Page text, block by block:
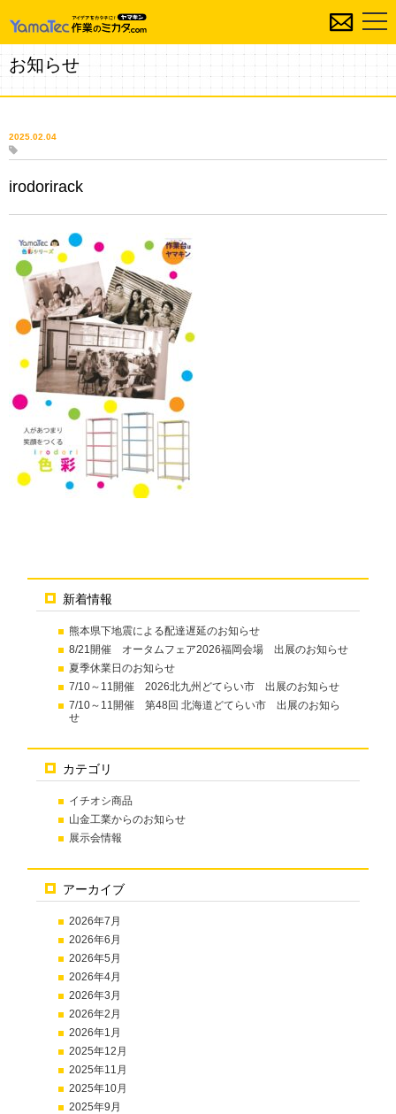
お知らせ
新着情報
熊本県下地震による配達遅延のお知らせ
8/21開催 オータムフェア2026福岡会場 出展のお知らせ
夏季休業日のお知らせ
7/10～11開催 2026北九州どてらい市 出展のお知らせ
7/10～11開催 第48回 北海道どてらい市 出展のお知ら
せ
カテゴリ
イチオシ商品
山金工業からのお知らせ
展示会情報
アーカイブ
2026年7月
2026年6月
2026年5月
2026年4月
2026年3月
2026年2月
2026年1月
2025年12月
2025年11月
2025年10月
2025年9月
2025.02.04
irodorirack